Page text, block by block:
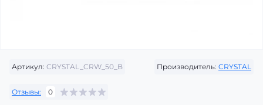
Артикул: CRYSTAL_CRW_50_B Производитель: CRYSTAL
Отзывы: 0